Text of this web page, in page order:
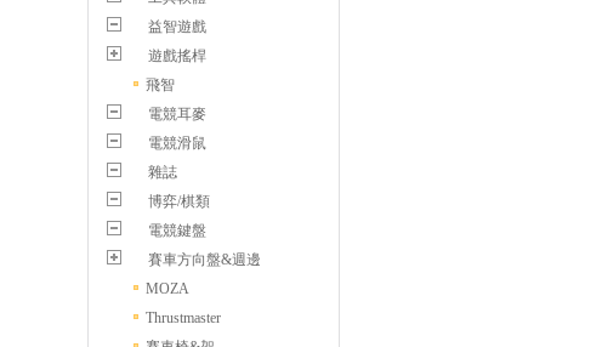
益智遊戲
遊戲搖桿
飛智
電競耳麥
電競滑鼠
雜誌
博弈/棋類
電競鍵盤
賽車方向盤&週邊
MOZA
Thrustmaster